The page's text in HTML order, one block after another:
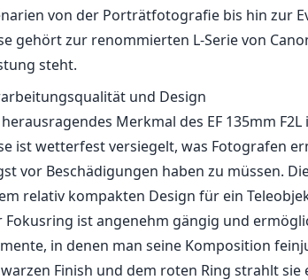
Canon EF 135mm F2L USM ist eine
bei Profifotografen eine treue
Schärfe und ansprechende
von der Porträtfotografie bis hin zur
gehört zur renommierten L-Serie von